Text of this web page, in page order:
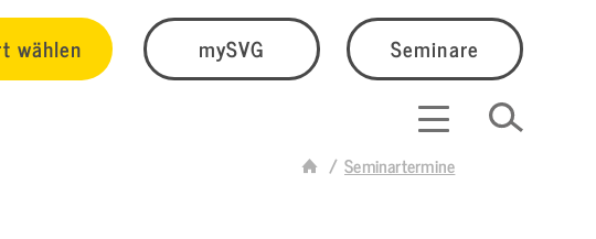
wählen mySVG Seminare
Seminartermine